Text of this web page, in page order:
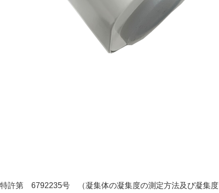
特許第 6792235号 （凝集体の凝集度の測定方法及び凝集度